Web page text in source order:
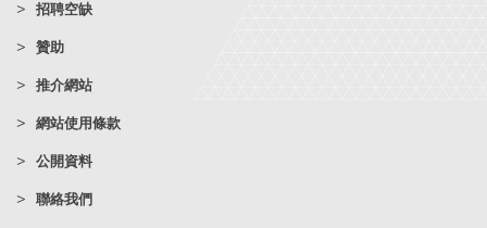
招聘空缺
贊助
推介網站
網站使用條款
公開資料
聯絡我們